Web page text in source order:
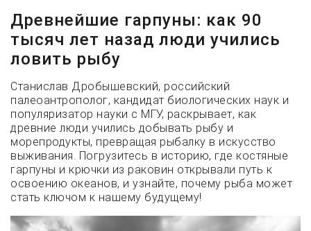
Древнейшие гарпуны: как 90
тысяч лет назад люди учились
ловить рыбу
Станислав Дробышевский, российский
палеоантрополог, кандидат биологических наук и
популяризатор науки с МГУ, раскрывает, как
древние люди учились добывать рыбу и
морепродукты, превращая рыбалку в искусство
выживания. Погрузитесь в историю, где костяные
гарпуны и крючки из раковин открывали путь к
освоению океанов, и узнайте, почему рыба может
стать ключом к нашему будущему!